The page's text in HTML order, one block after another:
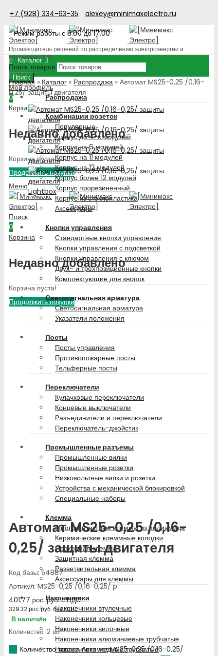
+7 (928) 334-63-35
alexey@minimaxelectro.ru
Режим работы с 8.00 до 17.00
Производитель решений по распределению электроэнергии и
поставщик ЭТП
Поиск товаров
Поиск
Мой профиль
0
Корзина
Недавно добавлено
Корзина пуста!
Продолжить покупки
Меню
Поиск
0
Корзина
Недавно добавлено
Корзина пуста!
Продолжить покупки
Каталог
Распродажа
Комбинации розеток
Популярные
Корпус до 4-х модулей
Корпус на 6 модулей
Корпус на 11 модулей
Корпус на 12 модулей
Корпус более 12 модулей
Корпус прорезиненный
Корпус из стеклопластика
Аксессуары
Кнопки управления
Стандартные кнопки управления
Кнопки управления с подсветкой
Кнопки управления с ключом
Двух- и трехпозиционные кнопки
Комплектующие для кнопок
Светосигнальная арматура
Светосигнальная арматура
Указатели положения
Посты
Посты управления
Противопожарные посты
Тельферные посты
Переключатели
Кулачковые переключатели
Концевые выключатели
Разъединители и переключатели
Переключатель-джойстик
Промышленные разъемы
Промышленные вилки
Промышленные розетки
Низковольтные вилки и розетки
Устройства с механической блокировкой
Специальные наборы
Клемма
Многоконтактные клеммы из полиамида
Керамические клеммные колодки
Проходная клемма
Защитная клемма
Разветвительная клемма
Аксессуары для клеммы
Наконечники
Наконечники втулочные
Наконечники кольцевые
Наконечники вилочные
Наконечники алюминиевые трубчатые
Наконечники медные трубчатые
Главная » Каталог » Распродажа » Автомат MS25-0,25 /0,16-
0,25/ защиты двигателя
Lightbox
Автомат MS25-0,25 /0,16-
0,25/ защиты двигателя
Код базы: 54887
Артикул: MS25-0,25 /0,16-0,25/ p
401.77 рос. руб.с НДС
329.32рос. руб.без НДС
В наличии
Количество: 2 шт.
Количество товара Автомат MS25-0,25 /0,16-0,25/